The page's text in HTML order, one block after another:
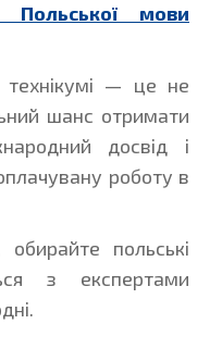
Польської мови
— це не
шанс отримати
досвід і
роботу в
польські
з експертами